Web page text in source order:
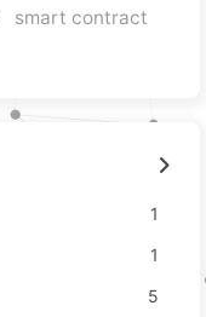
smart contract
1
1
5